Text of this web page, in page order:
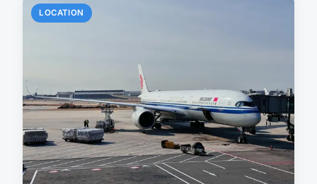
LOCATION